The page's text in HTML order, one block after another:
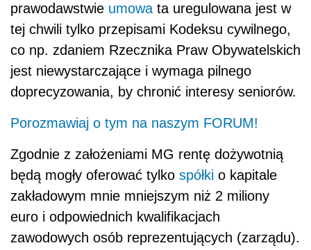
prawodawstwie umowata uregulowana jest w
tej chwili tylko przepisami Kodeksu cywilnego,
co np. zdaniem Rzecznika Praw Obywatelskich
jest niewystarczające i wymaga pilnego
doprecyzowania, by chronić interesy seniorów.
Porozmawiaj o tym na naszym FORUM!
Zgodnie z założeniami MG rentę dożywotnią
będą mogły oferować tylko spółki o kapitale
zakładowym mnie mniejszym niż 2 miliony
euro i odpowiednich kwalifikacjach
zawodowych osób reprezentujących (zarządu).